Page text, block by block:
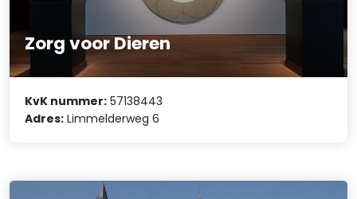
Zorg voor Dieren
KvK nummer: 57138443
Adres: Limmelderweg 6